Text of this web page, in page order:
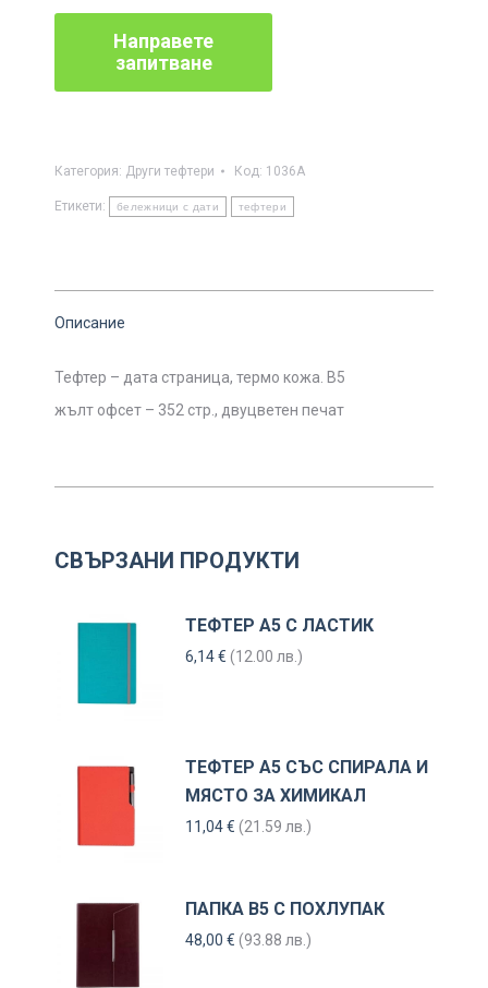
Категория: Други тефтери Код: 1036А
Етикети: бележници с дати тефтери
Описание
Тефтер – дата страница, термо кожа. B5
жълт офсет – 352 стр., двуцветен печат
СВЪРЗАНИ ПРОДУКТИ
ТЕФТЕР А5 С ЛАСТИК
6,14€ (12.00 лв.)
ТЕФТЕР А5 СЪС СПИРАЛА И
МЯСТО ЗА ХИМИКАЛ
11,04€ (21.59 лв.)
ПАПКА В5 С ПОХЛУПАК
48,00 € (93.88 лв.)